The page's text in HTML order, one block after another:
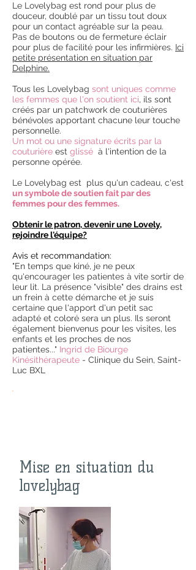
Le Lovelybag est rond pour plus de
douceur, doublé par un tissu tout doux
pour un contact agréable sur la peau.
Pas de boutons ou de fermeture éclair
pour plus de facilité pour les infirmières. Ici
petite présentation en situation par
Delphine.
Tous les Lovelybag sont uniques comme
les femmes que l'on soutient ici, ils sont
créés par un patchwork de couturières
bénévoles apportant chacune leur touche
personnelle.
Un mot ou une signature écrits par la
couturière est glissé à l'intention de la
personne opérée.
Le Lovelybag est plus qu'un cadeau, c'est
un symbole de soutien fait par des
femmes pour des femmes.
Obtenir le patron, devenirune Lovely,
rejoindre l'équipe?
Avis et recommandation:
"En temps que kiné, je ne peux
qu'encourager les patientes à vite sortir de
leur lit. La présence "visible" des drains est
un frein à cette démarche et je suis
certaine que l'apport d'un petit sac
adapté et coloré sera un plus. Ils seront
également bienvenus pour les visites, les
enfants et les proches de nos
patientes..." Ingrid de Biourge
Kinésithérapeute - Clinique du Sein, Saint-
Luc BXL
Mise en situation du
lovelybag